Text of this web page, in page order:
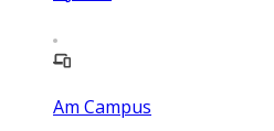
Am Campus